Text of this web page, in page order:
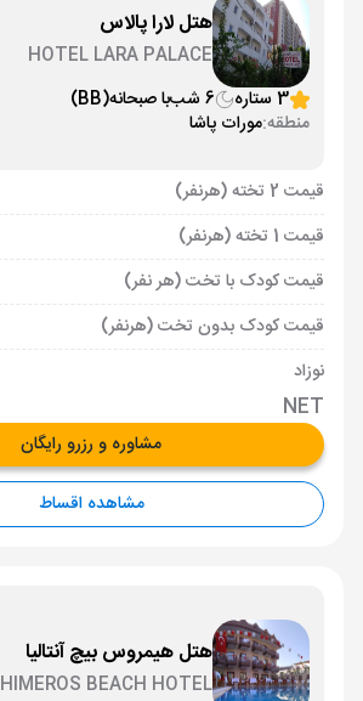
تهران , فرودگاه بین‌المللی امام خمینی IKA
Aircraft - معراج (Economy)
هتل لارا پالاس
HOTEL LARA PALACE
3 ستاره
6 شب با صبحانه(BB)
منطقه:مورات پاشا
قیمت 2 تخته (هرنفر)
قیمت 1 تخته (هرنفر)
قیمت کودک با تخت (هر نفر)
قیمت کودک بدون تخت (هرنفر)
نوزاد
NET
مشاوره و رزرو رایگان
مشاهده اقساط
هتل هیمروس بیچ آنتالیا
HIMEROS BEACH HOTEL